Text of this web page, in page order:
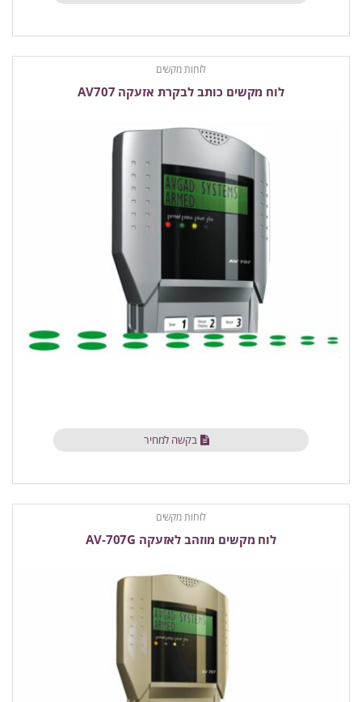
לוחות מקשים
לוח מקשים כותב לבקרת אזעקה AV707
בקשה למחיר
לוחות מקשים
לוח מקשים מוזהב לאזעקה AV-707G